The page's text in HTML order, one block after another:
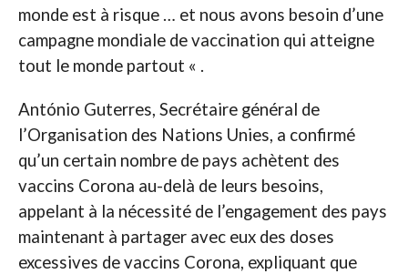
monde est à risque … et nous avons besoin d’une
campagne mondiale de vaccination qui atteigne
tout le monde partout « .
António Guterres, Secrétaire général de
l’Organisation des Nations Unies, a confirmé
qu’un certain nombre de pays achètent des
vaccins Corona au-delà de leurs besoins,
appelant à la nécessité de l’engagement des pays
maintenant à partager avec eux des doses
excessives de vaccins Corona, expliquant que